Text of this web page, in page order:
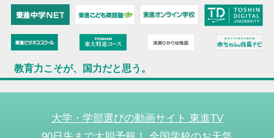
教育力こそが、国力だと思う。
大学・学部選びの動画サイト 東進TV